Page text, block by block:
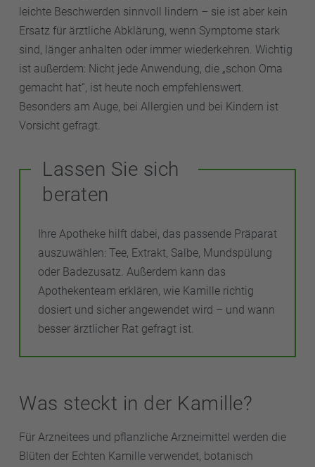
leichte Beschwerden sinnvoll lindern – sie ist aber kein
Ersatz für ärztliche Abklärung, wenn Symptome stark
sind, länger anhalten oder immer wiederkehren. Wichtig
ist außerdem: Nicht jede Anwendung, die „schon Oma
gemacht hat“, ist heute noch empfehlenswert.
Besonders am Auge, bei Allergien und bei Kindern ist
Vorsicht gefragt.
Lassen Sie sich
beraten
Ihre Apotheke hilft dabei, das passende Präparat
auszuwählen: Tee, Extrakt, Salbe, Mundspülung
oder Badezusatz. Außerdem kann das
Apothekenteam erklären, wie Kamille richtig
dosiert und sicher angewendet wird – und wann
besser ärztlicher Rat gefragt ist.
Was steckt in der Kamille?
Für Arzneitees und pflanzliche Arzneimittel werden die
Blüten der Echten Kamille verwendet, botanisch